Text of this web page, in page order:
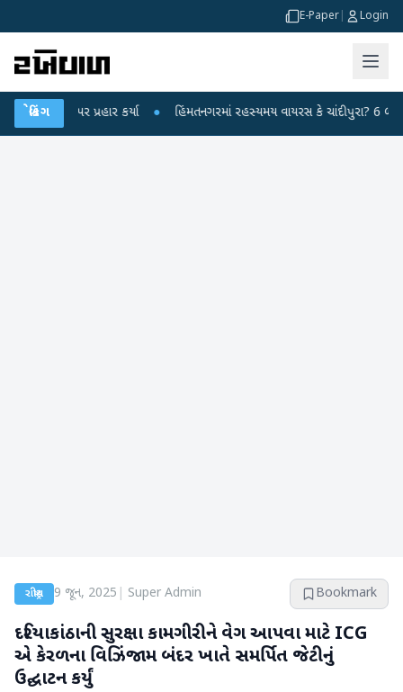
E-Paper Login
બ્રેકિંગ
પ્રહાર કર્યા ● હિંમતનગરમાં રહસ્યમય વાયરસ કે ચાંદીપુરા? 6 બાળકોના મોતથી
રાષ્ટ્રીય 9 જૂન, 2025 Super Admin Bookmark
દરિયાકાંઠાની સુરક્ષા કામગીરીને વેગ આપવા માટે ICG
એ કેરળના વિઝિંજામ બંદર ખાતે સમર્પિત જેટીનું
ઉદ્ઘાટન કર્યું